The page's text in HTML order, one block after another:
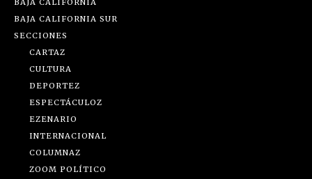
BAJA CALIFORNIA
BAJA CALIFORNIA SUR
SECCIONES
CARTAZ
CULTURA
DEPORTEZ
ESPECTÁCULOZ
EZENARIO
INTERNACIONAL
COLUMNAZ
ZOOM POLÍTICO